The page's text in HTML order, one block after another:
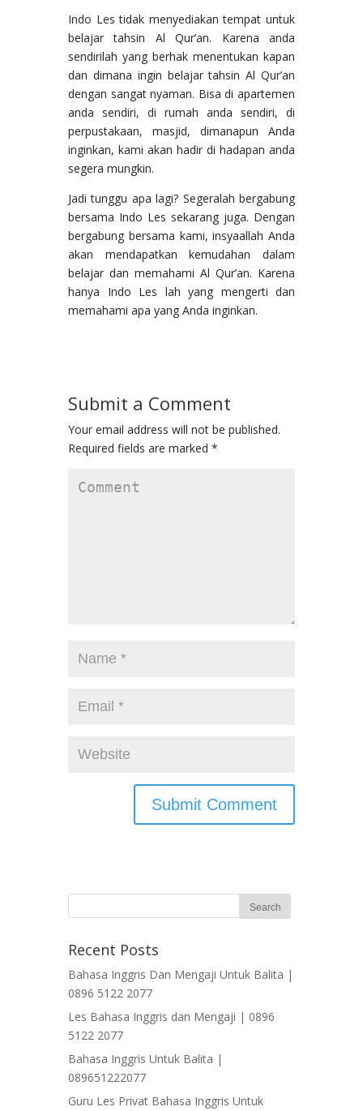
Indo Les tidak menyediakan tempat untuk
belajar tahsin Al Qur’an. Karena anda
sendirilah yang berhak menentukan kapan
dan dimana ingin belajar tahsin Al Qur’an
dengan sangat nyaman. Bisa di apartemen
anda sendiri, di rumah anda sendiri, di
perpustakaan, masjid, dimanapun Anda
inginkan, kami akan hadir di hadapan anda
segera mungkin.
Jadi tunggu apa lagi? Segeralah bergabung
bersama Indo Les sekarang juga. Dengan
bergabung bersama kami, insyaallah Anda
akan mendapatkan kemudahan dalam
belajar dan memahami Al Qur’an. Karena
hanya Indo Les lah yang mengerti dan
memahami apa yang Anda inginkan.
Submit a Comment
Your email address will not be published.
Required fields are marked *
Recent Posts
Bahasa Inggris Dan Mengaji Untuk Balita |
0896 5122 2077
Les Bahasa Inggris dan Mengaji | 0896
5122 2077
Bahasa Inggris Untuk Balita |
089651222077
Guru Les Privat Bahasa Inggris Untuk